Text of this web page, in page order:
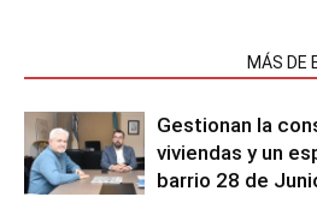
MÁS DE
Gestionan la
viviendas y un
barrio 28 de